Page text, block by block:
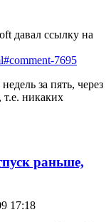
давал ссылку на
7695
за пять, через
т.е. никаких
раньше,
17:18